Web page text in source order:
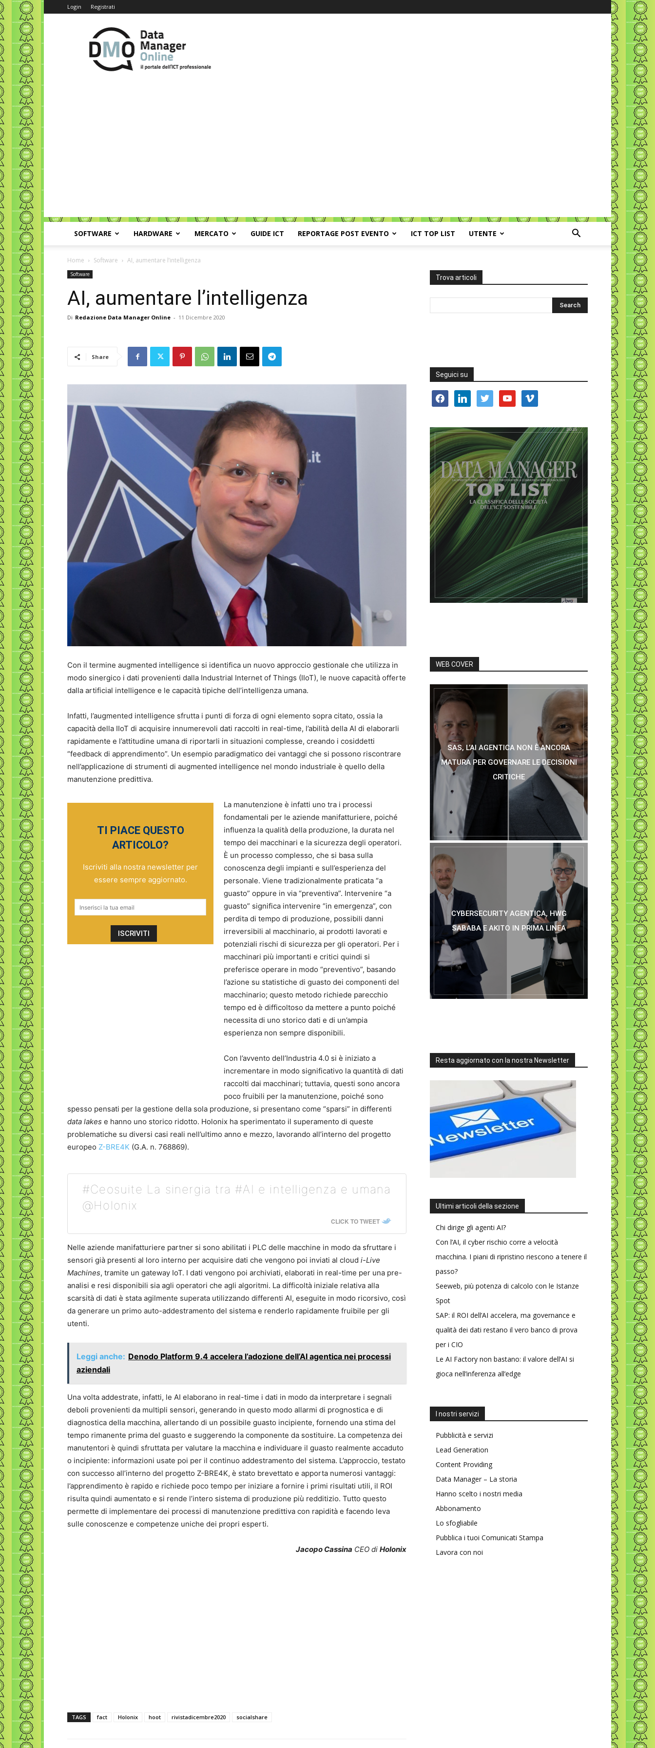
Login Registrati
Data
Manager
Online
SOFTWARE HARDWARE MERCATO GUIDE ICT REPORTAGE POST EVENTO ICT TOP LIST UTENTE
Home Software AI, aumentare l’intelligenza
Software
AI, aumentare l’intelligenza
Di Redazione Data Manager Online - 11 Dicembre 2020
Share
Con il termine augmented intelligence si identifica un nuovo approccio gestionale che utilizza in
modo sinergico i dati provenienti dalla Industrial Internet of Things (IIoT), le nuove capacità offerte
dalla artificial intelligence e le capacità tipiche dell’intelligenza umana.
Infatti, l’augmented intelligence sfrutta i punti di forza di ogni elemento sopra citato, ossia la
capacità della IIoT di acquisire innumerevoli dati raccolti in real-time, l’abilità della AI di elaborarli
rapidamente e l’attitudine umana di riportarli in situazioni complesse, creando i cosiddetti
“feedback di apprendimento”. Un esempio paradigmatico dei vantaggi che si possono riscontrare
nell’applicazione di strumenti di augmented intelligence nel mondo industriale è quello della
manutenzione predittiva.
TI PIACE QUESTO
ARTICOLO?
Iscriviti alla nostra newsletter per
essere sempre aggiornato.
La manutenzione è infatti uno tra i processi
fondamentali per le aziende manifatturiere, poiché
influenza la qualità della produzione, la durata nel
tempo dei macchinari e la sicurezza degli operatori.
È un processo complesso, che si basa sulla
conoscenza degli impianti e sull’esperienza del
personale. Viene tradizionalmente praticata “a
guasto” oppure in via “preventiva”. Intervenire “a
guasto” significa intervenire “in emergenza”, con
perdita di tempo di produzione, possibili danni
irreversibili al macchinario, ai prodotti lavorati e
potenziali rischi di sicurezza per gli operatori. Per i
macchinari più importanti e critici quindi si
preferisce operare in modo “preventivo”, basando
l’azione su statistiche di guasto dei componenti del
macchinario; questo metodo richiede parecchio
tempo ed è difficoltoso da mettere a punto poiché
necessita di uno storico dati e di un’ampia
esperienza non sempre disponibili.
Con l’avvento dell’Industria 4.0 si è iniziato a
incrementare in modo significativo la quantità di dati
raccolti dai macchinari; tuttavia, questi sono ancora
poco fruibili per la manutenzione, poiché sono
spesso pensati per la gestione della sola produzione, si presentano come “sparsi” in differenti
data lakes e hanno uno storico ridotto. Holonix ha sperimentato il superamento di queste
problematiche su diversi casi reali nell’ultimo anno e mezzo, lavorando all’interno del progetto
europeo Z-BRE4K (G.A. n. 768869).
#Ceosuite La sinergia tra #AI e intelligenza e umana
@Holonix
CLICK TO TWEET
Nelle aziende manifatturiere partner si sono abilitati i PLC delle macchine in modo da sfruttare i
sensori già presenti al loro interno per acquisire dati che vengono poi inviati al cloud i-Live
Machines, tramite un gateway IoT. I dati vengono poi archiviati, elaborati in real-time per una pre-
analisi e resi disponibili sia agli operatori che agli algoritmi. La difficoltà iniziale relativa alla
scarsità di dati è stata agilmente superata utilizzando differenti AI, eseguite in modo ricorsivo, così
da generare un primo auto-addestramento del sistema e renderlo rapidamente fruibile per gli
utenti.
Leggi anche: Denodo Platform 9.4 accelera l’adozione dell’AI agentica nei processi
aziendali
Una volta addestrate, infatti, le AI elaborano in real-time i dati in modo da interpretare i segnali
deboli provenienti da multipli sensori, generando in questo modo allarmi di prognostica e di
diagnostica della macchina, allertando di un possibile guasto incipiente, fornendo una stima del
tempo rimanente prima del guasto e suggerendo la componente da sostituire. La competenza dei
manutentori è quindi sfruttata per valutare la macchina e individuare il guasto realmente accaduto
o incipiente: informazioni usate poi per il continuo addestramento del sistema. L’approccio, testato
con successo all’interno del progetto Z-BRE4K, è stato brevettato e apporta numerosi vantaggi:
l’apprendimento è rapido e richiede poco tempo per iniziare a fornire i primi risultati utili, il ROI
risulta quindi aumentato e si rende l’intero sistema di produzione più redditizio. Tutto questo
permette di implementare dei processi di manutenzione predittiva con rapidità e facendo leva
sulle conoscenze e competenze uniche dei propri esperti.
Jacopo Cassina CEO di Holonix
TAGS fact Holonix hoot rivistadicembre2020 socialshare
Trova articoli
Seguici su
facebooklinkedin twitter youtube vimeo
WEB COVER
SAS, L’AI AGENTICA NON È ANCORA
MATURA PER GOVERNARE LE DECISIONI
CRITICHE
CYBERSECURITY AGENTICA, HWG
SABABA E AKITO IN PRIMA LINEA
Resta aggiornato con la nostra Newsletter
Ultimi articoli della sezione
Chi dirige gli agenti AI?
Con l’AI, il cyber rischio corre a velocità
macchina. I piani di ripristino riescono a tenere il
passo?
Seeweb, più potenza di calcolo con le Istanze
Spot
SAP: il ROI dell’AI accelera, ma governance e
qualità dei dati restano il vero banco di prova
per i CIO
Le AI Factory non bastano: il valore dell’AI si
gioca nell’inferenza all’edge
I nostri servizi
Pubblicità e servizi
Lead Generation
Content Providing
Data Manager – La storia
Hanno scelto i nostri media
Abbonamento
Lo sfogliabile
Pubblica i tuoi Comunicati Stampa
Lavora con noi